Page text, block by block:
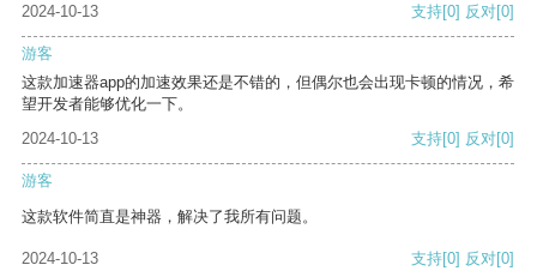
2024-10-13 支持[0] 反对[0]
游客
这款加速器app的加速效果还是不错的，但偶尔也会出现卡顿的情况，希
望开发者能够优化一下。
2024-10-13
支持[0] 反对[0]
游客
这款软件简直是神器，解决了我所有问题。
2024-10-13 支持[0] 反对[0]